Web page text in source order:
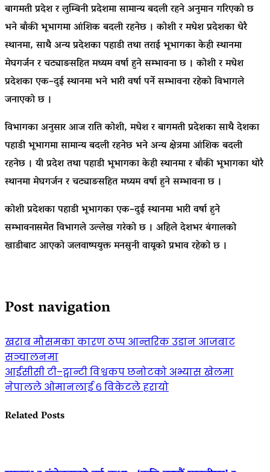
बागमती प्रदेश र लुम्बिनी प्रदेशमा सामान्य बदली रहने अनुमान गरिएको छ
भने बाँकी भूभागमा आंशिक बदली रहनेछ । कोशी र मधेश प्रदेशका धेरै
स्थानमा, साथै अन्य प्रदेशका पहाडी तथा तराई भूभागका केही स्थानमा
मेघगर्जन र चट्याङसहित मध्यम वर्षा हुने सम्भावना छ । कोशी र मधेश
प्रदेशका एक–दुई स्थानमा भने भारी वर्षा पर्ने सम्भावना रहेको विभागले
जनाएको छ ।
विभागका अनुसार आज राति कोशी, मधेश र बागमती प्रदेशका साथै देशका
पहाडी भूभागमा सामान्य बदली रहनेछ भने अन्य क्षेत्रमा आंशिक बदली
रहनेछ । यी प्रदेश तथा पहाडी भूभागका केही स्थानमा र बाँकी भूभागका थोरै
स्थानमा मेघगर्जन र चट्याङसहित मध्यम वर्षा हुने सम्भावना छ ।
कोशी प्रदेशका पहाडी भूभागका एक–दुई स्थानमा भारी वर्षा हुने
सम्भावनासमेत विभागले उल्लेख गरेको छ । अहिले देशभर बंगालको
खाडीबाट आएको जलवाष्पयुक्त मनसुनी वायूको प्रभाव रहेको छ ।
Post navigation
खराब मौसमका कारण ठप्प आन्तरिक उडान आजबाट
सञ्चालनमा
आईसीसी टी–ट्वान्टी विश्वकप छनोटको अभ्यास खेलमा
नेपालले ओमानलाई ६ विकेटले हरायो
Related Posts